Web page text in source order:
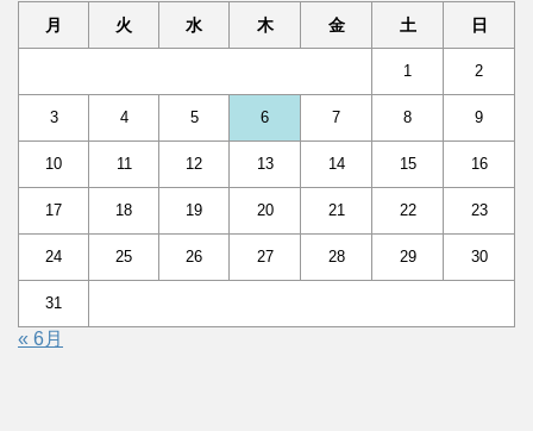
月 火 水 木 金 土 日
1 2
3 4 5 6 7 8 9
10 11 12 13 14 15 16
17 18 19 20 21 22 23
24 25 26 27 28 29 30
31
« 6月